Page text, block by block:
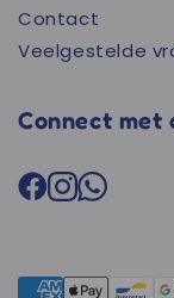
Contact
Veelgestelde
Connect met